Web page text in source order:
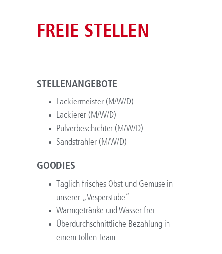
FREIE STELLEN
STELLENANGEBOTE
Lackiermeister (M/W/D)
Lackierer (M/W/D)
Pulverbeschichter (M/W/D)
Sandstrahler (M/W/D)
GOODIES
Täglich frisches Obst und Gemüse in
unserer „Vesperstube“
Warmgetränke und Wasser frei
Überdurchschnittliche Bezahlung in
einem tollen Team